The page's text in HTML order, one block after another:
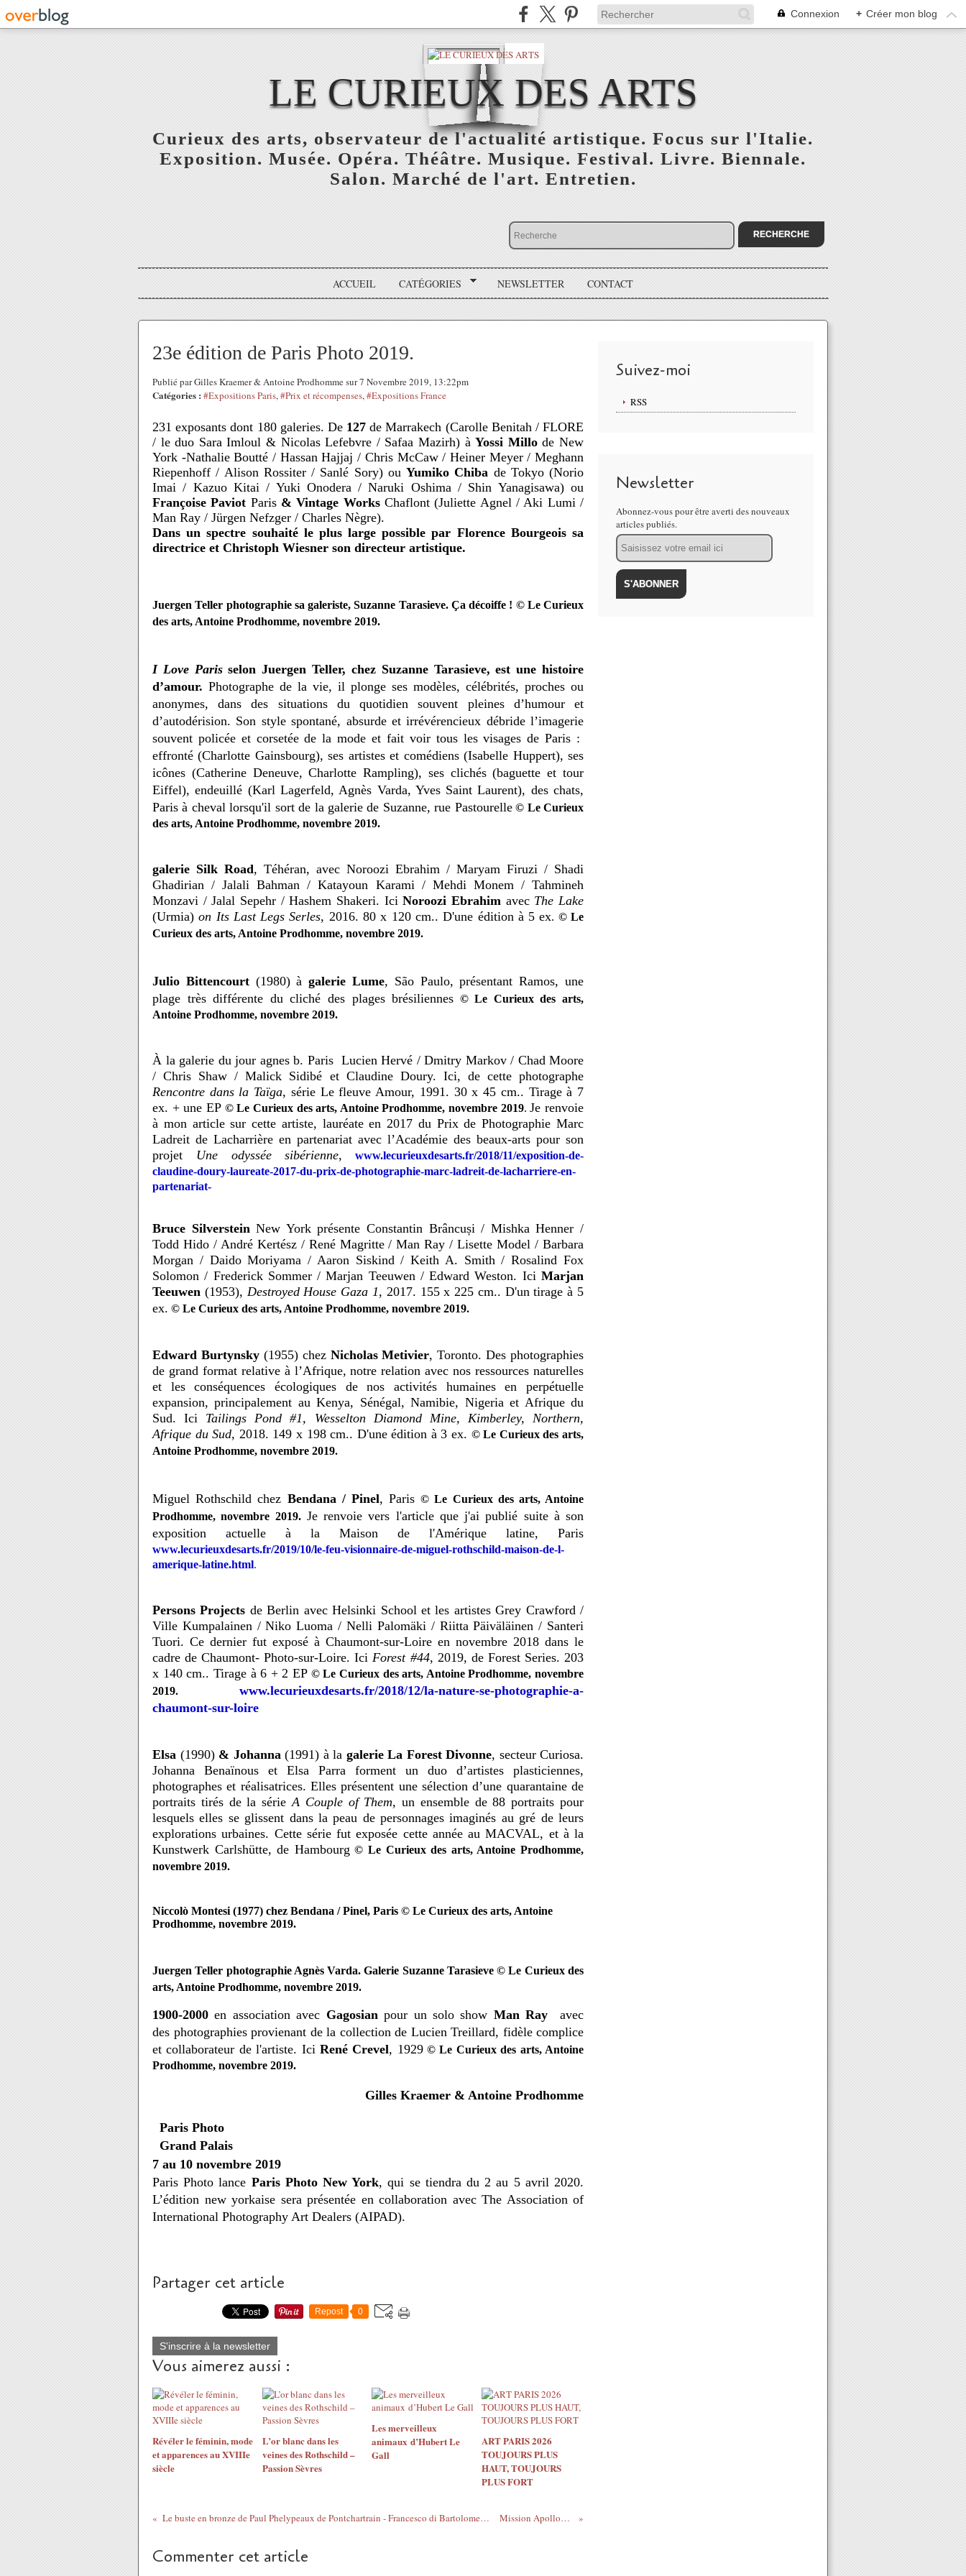
Connexion + Créer mon blog
LE CURIEUX DES ARTS
Curieux des arts, observateur de l'actualité artistique. Focus sur l'Italie.
Exposition. Musée. Opéra. Théâtre. Musique. Festival. Livre. Biennale.
Salon. Marché de l'art. Entretien.
ACCUEIL CATÉGORIES NEWSLETTER CONTACT
23e édition de Paris Photo 2019.
Publié par Gilles Kraemer & Antoine Prodhomme sur 7 Novembre 2019, 13:22pm
Catégories : #Expositions Paris,#Prix et récompenses,#Expositions France
231 exposants dont 180 galeries. De 127de Marrakech (Carolle Benitah / FLORE
/ le duo Sara Imloul & Nicolas Lefebvre / Safaa Mazirh) àYossi Millode New
York -Nathalie Boutté / Hassan Hajjaj / Chris McCaw / Heiner Meyer / Meghann
Riepenhoff / Alison Rossiter / Sanlé Sory) ou Yumiko Chiba de Tokyo (Norio
Imai / Kazuo Kitai / Yuki Onodera / Naruki Oshima / Shin Yanagisawa) ou
Françoise Paviot Paris& Vintage WorksChaflont (Juliette Agnel / Aki Lumi /
Man Ray / Jürgen Nefzger / Charles Nègre).
Dans un spectre souhaité le plus large possible par Florence Bourgeois sa
directrice et Christoph Wiesner son directeur artistique.
Juergen Teller photographie sa galeriste, Suzanne Tarasieve. Ça décoiffe ! © Le Curieux
des arts, Antoine Prodhomme, novembre 2019.
I Love Parisselon Juergen Teller, chez Suzanne Tarasieve, est une histoire
d’amour. Photographe de la vie, il plonge ses modèles, célébrités, proches ou
anonymes, dans des situations du quotidien souvent pleines d’humour et
d’autodérision. Son style spontané, absurde et irrévérencieux débride l’imagerie
souvent policée et corsetée de la mode et fait voir tous les visages de Paris :
effronté (Charlotte Gainsbourg), ses artistes et comédiens (Isabelle Huppert), ses
icônes (Catherine Deneuve, Charlotte Rampling), ses clichés (baguette et tour
Eiffel), endeuillé (Karl Lagerfeld, Agnès Varda, Yves Saint Laurent), des chats,
Paris à cheval lorsqu'il sort de la galerie de Suzanne, rue Pastourelle © Le Curieux
des arts, Antoine Prodhomme, novembre 2019.
galerie Silk Road, Téhéran, avec Noroozi Ebrahim / Maryam Firuzi / Shadi
Ghadirian / Jalali Bahman / Katayoun Karami / Mehdi Monem / Tahmineh
Monzavi / Jalal Sepehr / Hashem Shakeri. IciNoroozi Ebrahim avec The Lake
(Urmia) on Its Last Legs Serles, 2016. 80 x 120 cm.. D'une édition à 5 ex. © Le
Curieux des arts, Antoine Prodhomme, novembre 2019.
Julio Bittencourt(1980) àgalerie Lume, São Paulo, présentant Ramos, une
plage très différente du cliché des plages brésiliennes © Le Curieux des arts,
Antoine Prodhomme, novembre 2019.
À la galerie du jour agnes b. Paris Lucien Hervé / Dmitry Markov / Chad Moore
/ Chris Shaw / Malick Sidibé et Claudine Doury. Ici, de cette photographe
Rencontre dans la Taïga, série Le fleuve Amour, 1991. 30 x 45 cm.. Tirage à 7
ex. + une EP © Le Curieux des arts, Antoine Prodhomme, novembre 2019.Je renvoie
à mon article sur cette artiste, lauréate en 2017 du Prix de Photographie Marc
Ladreit de Lacharrière en partenariat avec l’Académie des beaux-arts pour son
projet Une odyssée sibérienne,
www.lecurieuxdesarts.fr/2018/11/exposition-de-
claudine-doury-laureate-2017-du-prix-de-photographie-marc-ladreit-de-lacharriere-en-
partenariat-
Bruce SilversteinNew York présente Constantin Brâncuși / Mishka Henner /
Todd Hido / André Kertész / René Magritte / Man Ray / Lisette Model / Barbara
Morgan / Daido Moriyama / Aaron Siskind / Keith A. Smith / Rosalind Fox
Solomon / Frederick Sommer / Marjan Teeuwen / Edward Weston. Ici Marjan
Teeuwen (1953), Destroyed House Gaza 1, 2017. 155 x 225 cm.. D'un tirage à 5
ex. © Le Curieux des arts, Antoine Prodhomme, novembre 2019.
Edward Burtynsky(1955) chez Nicholas Metivier, Toronto. Des photographies
de grand format relative à l’Afrique, notre relation avec nos ressources naturelles
et les conséquences écologiques de nos activités humaines en perpétuelle
expansion, principalement au Kenya, Sénégal, Namibie, Nigeria et Afrique du
Sud. Ici Tailings Pond #1, Wesselton Diamond Mine, Kimberley, Northern,
Afrique du Sud, 2018. 149 x 198 cm.. D'une édition à 3 ex. © Le Curieux des arts,
Antoine Prodhomme, novembre 2019.
Miguel Rothschild chez Bendana / Pinel, Paris© Le Curieux des arts, Antoine
Prodhomme, novembre 2019.Je renvoie vers l'article que j'ai publié suite à son
exposition actuelle à la Maison de l'Amérique latine, Paris
www.lecurieuxdesarts.fr/2019/10/le-feu-visionnaire-de-miguel-rothschild-maison-de-l-
amerique-latine.html.
Persons Projects de Berlin avec Helsinki School et les artistes Grey Crawford /
Ville Kumpalainen / Niko Luoma / Nelli Palomäki / Riitta Päiväläinen / Santeri
Tuori. Ce dernier fut exposé à Chaumont-sur-Loire en novembre 2018 dans le
cadre de Chaumont- Photo-sur-Loire.IciForest #44, 2019, de Forest Series. 203
x 140 cm.. Tirage à 6 + 2 EP © Le Curieux des arts, Antoine Prodhomme, novembre
2019.
www.lecurieuxdesarts.fr/2018/12/la-nature-se-photographie-a-
chaumont-sur-loire
Elsa (1990)& Johanna(1991) à la galerie La Forest Divonne, secteur Curiosa.
Johanna Benaïnous et Elsa Parra forment un duo d’artistes plasticiennes,
photographes et réalisatrices. Elles présentent une sélection d’une quarantaine de
portraits tirés de la sérieA Couple of Them, un ensemble de 88 portraits pour
lesquels elles se glissent dans la peau de personnages imaginés au gré de leurs
explorations urbaines. Cette série fut exposée cette année au MACVAL, et à la
Kunstwerk Carlshütte, de Hambourg © Le Curieux des arts, Antoine Prodhomme,
novembre 2019.
Niccolò Montesi (1977) chez Bendana / Pinel, Paris © Le Curieux des arts, Antoine
Prodhomme, novembre 2019.
Juergen Teller photographie Agnès Varda. Galerie Suzanne Tarasieve © Le Curieux des
arts, Antoine Prodhomme, novembre 2019.
1900-2000 en association avec Gagosianpour un solo show Man Ray avec
des photographies provienant de la collection de Lucien Treillard, fidèle complice
et collaborateur de l'artiste. Ici René Crevel, 1929 © Le Curieux des arts, Antoine
Prodhomme, novembre 2019.
Gilles Kraemer & Antoine Prodhomme
Paris Photo
Grand Palais
7 au 10 novembre 2019
Paris Photo lance Paris Photo New York, qui se tiendra du 2 au 5 avril 2020.
L’édition new yorkaise sera présentée en collaboration avec The Association of
International Photography Art Dealers (AIPAD).
Partager cet article
Repost 0
S'inscrire à la newsletter
Vous aimerez aussi :
​​​​​​​Révéler le féminin, mode
et apparences au XVIIIe
siècle
L’or blanc dans les
veines des Rothschild –
Passion Sèvres
Les merveilleux
animaux d’Hubert Le
Gall
ART PARIS 2026
TOUJOURS PLUS
HAUT, TOUJOURS
PLUS FORT
Le buste en bronze de Paul Phelypeaux de Pontchartrain - Francesco di Bartolomeo Bordoni (1574-1654) - Drouot, Paris Mission Apollon au Louvre
Commenter cet article
Suivez-moi
RSS
Newsletter
Abonnez-vous pour être averti des nouveaux
articles publiés.
Email